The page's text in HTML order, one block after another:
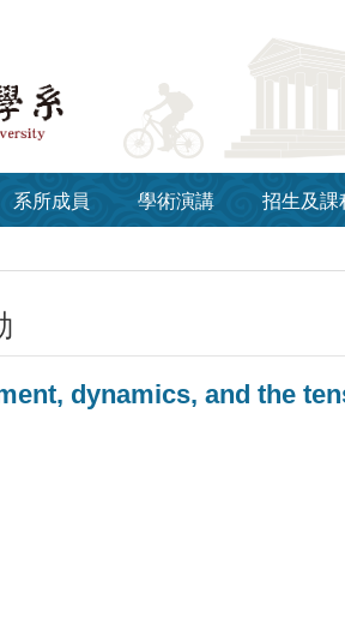
系所成員 學術演講 招生及課
dynamics, and the